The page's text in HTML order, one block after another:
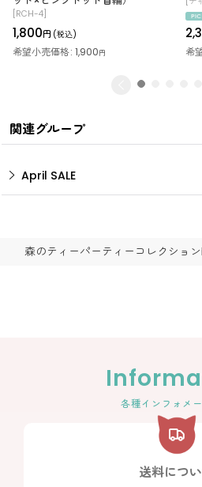
森のティーパーティーコレクショ
RCH-4
1,800円 (税込)
希望小売価格: 1,900円 希
関連グループ
April SALE
各種インフォメ
送料につ